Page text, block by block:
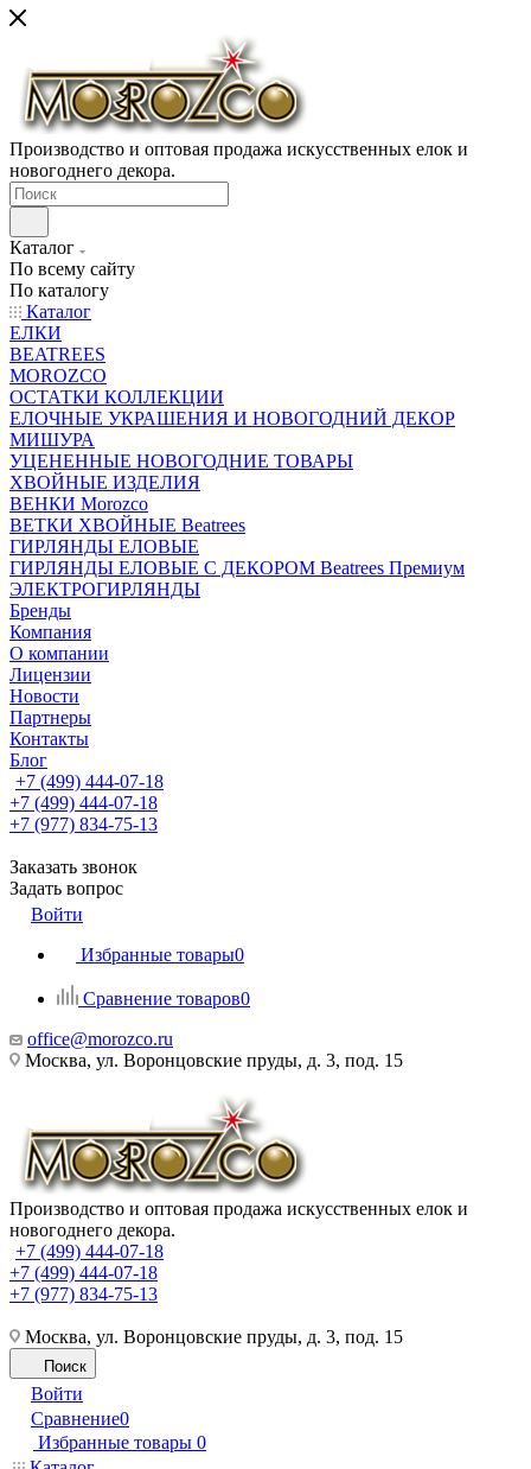
Производство и оптовая продажа искусственных елок и
новогоднего декора.
Каталог
По всему сайту
По каталогу
Каталог
ЕЛКИ
BEATREES
MOROZCO
ОСТАТКИ КОЛЛЕКЦИИ
ЕЛОЧНЫЕ УКРАШЕНИЯ И НОВОГОДНИЙ ДЕКОР
МИШУРА
УЦЕНЕННЫЕ НОВОГОДНИЕ ТОВАРЫ
ХВОЙНЫЕ ИЗДЕЛИЯ
ВЕНКИ Morozco
ВЕТКИ ХВОЙНЫЕ Beatrees
ГИРЛЯНДЫ ЕЛОВЫЕ
ГИРЛЯНДЫ ЕЛОВЫЕ С ДЕКОРОМ Beatrees Премиум
ЭЛЕКТРОГИРЛЯНДЫ
Бренды
Компания
О компании
Лицензии
Новости
Партнеры
Контакты
Блог
+7 (499) 444-07-18
+7 (499) 444-07-18
+7 (977) 834-75-13
Заказать звонок
Задать вопрос
Войти
Избранные товары0
Сравнение товаров0
office@morozco.ru
Москва, ул. Воронцовские пруды, д. 3, под. 15
Производство и оптовая продажа искусственных елок и
новогоднего декора.
+7 (499) 444-07-18
+7 (499) 444-07-18
+7 (977) 834-75-13
Москва, ул. Воронцовские пруды, д. 3, под. 15
Поиск
Войти
Сравнение0
Избранные товары 0